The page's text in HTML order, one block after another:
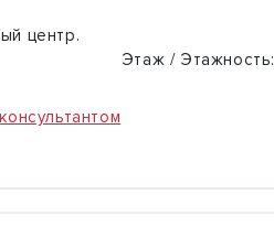
центр.
Этаж / Этажность: